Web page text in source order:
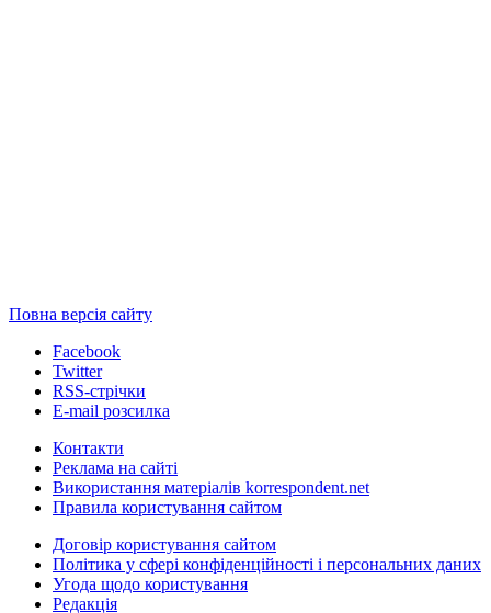
Повна версія сайту
Facebook
Twitter
RSS-стрічки
E-mail розсилка
Контакти
Реклама на сайті
Використання матеріалів korrespondent.net
Правила користування сайтом
Договір користування сайтом
Політика у сфері конфіденційності і персональних даних
Угода щодо користування
Редакція